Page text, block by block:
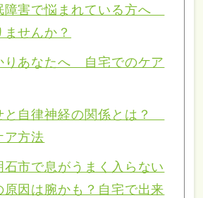
障害で悩まれている方へ
せんか？
りあなたへ 自宅でのケア
と自律神経の関係とは？
ア方法
石市で息がうまく入らない
原因は腕かも？自宅で出来